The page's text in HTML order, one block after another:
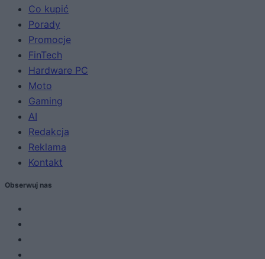
Co kupić
Porady
Promocje
FinTech
Hardware PC
Moto
Gaming
AI
Redakcja
Reklama
Kontakt
Obserwuj nas